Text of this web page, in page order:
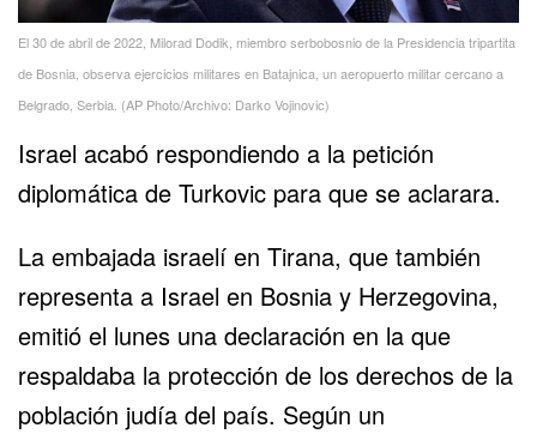
El 30 de abril de 2022, Milorad Dodik, miembro serbobosnio de la Presidencia tripartita
de Bosnia, observa ejercicios militares en Batajnica, un aeropuerto militar cercano a
Belgrado, Serbia. (AP Photo/Archivo: Darko Vojinovic)
Israel acabó respondiendo a la petición
diplomática de Turkovic para que se aclarara.
La embajada israelí en Tirana, que también
representa a Israel en Bosnia y Herzegovina,
emitió el lunes una declaración en la que
respaldaba la protección de los derechos de la
población judía del país. Según un